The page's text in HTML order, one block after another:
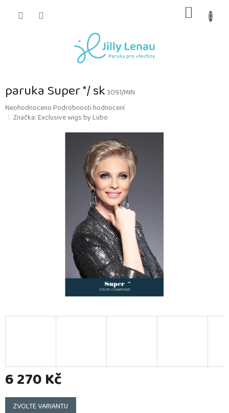
KOŠÍK
paruka Super */ sk3091/MIN
Průměrné
hodnocení
NeohodnocenoPodrobnosti hodnocení
Značka:Exclusive wigs by Lubo
6 270 Kč
Měrná
cena:
ZVOLTE VARIANTU